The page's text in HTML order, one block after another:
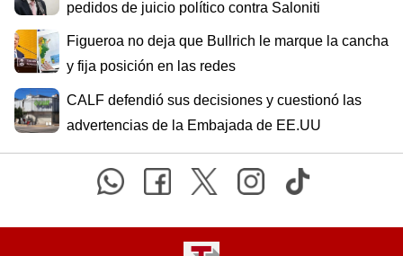
pedidos de juicio político contra Saloniti
Figueroa no deja que Bullrich le marque la cancha
y fija posición en las redes
CALF defendió sus decisiones y cuestionó las
advertencias de la Embajada de EE.UU